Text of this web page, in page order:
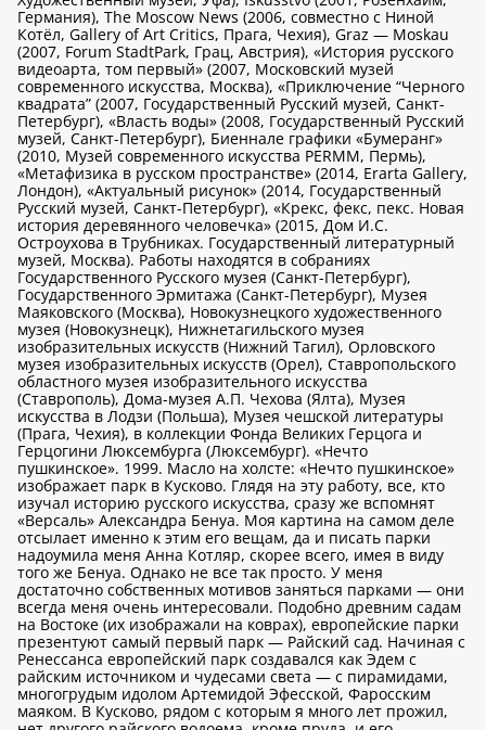
Германия), The Moscow News (2006, совместно с Ниной
Котёл, Gallery of Art Critics, Прага, Чехия), Graz — Moskau
(2007, Forum StadtPark, Грац, Австрия), «История русского
видеоарта, том первый» (2007, Московский музей
современного искусства, Москва), «Приключение “Черного
квадрата” (2007, Государственный Русский музей, Санкт-
Петербург), «Власть воды» (2008, Государственный Русский
музей, Санкт-Петербург), Биеннале графики «Бумеранг»
(2010, Музей современного искусства РЕRMM, Пермь),
«Метафизика в русском пространстве» (2014, Erarta Gallery,
Лондон), «Актуальный рисунок» (2014, Государственный
Русский музей, Санкт-Петербург), «Крекс, фекс, пекс. Новая
история деревянного человечка» (2015, Дом И.С.
Остроухова в Трубниках. Государственный литературный
музей, Москва). Работы находятся в собраниях
Государственного Русского музея (Санкт-Петербург),
Государственного Эрмитажа (Санкт-Петербург), Музея
Маяковского (Москва), Новокузнецкого художественного
музея (Новокузнецк), Нижнетагильского музея
изобразительных искусств (Нижний Тагил), Орловского
музея изобразительных искусств (Орел), Ставропольского
областного музея изобразительного искусства
(Ставрополь), Дома-музея А.П. Чехова (Ялта), Музея
искусства в Лодзи (Польша), Музея чешской литературы
(Прага, Чехия), в коллекции Фонда Великих Герцога и
Герцогини Люксембурга (Люксембург). «Нечто
пушкинское». 1999. Масло на холсте: «Нечто пушкинское»
изображает парк в Кусково. Глядя на эту работу, все, кто
изучал историю русского искусства, сразу же вспомнят
«Версаль» Александра Бенуа. Моя картина на самом деле
отсылает именно к этим его вещам, да и писать парки
надоумила меня Анна Котляр, скорее всего, имея в виду
того же Бенуа. Однако не все так просто. У меня
достаточно собственных мотивов заняться парками — они
всегда меня очень интересовали. Подобно древним садам
на Востоке (их изображали на коврах), европейские парки
презентуют самый первый парк — Райский сад. Начиная с
Ренессанса европейский парк создавался как Эдем с
райским источником и чудесами света — с пирамидами,
многогрудым идолом Артемидой Эфесской, Фаросским
маяком. В Кусково, рядом с которым я много лет прожил,